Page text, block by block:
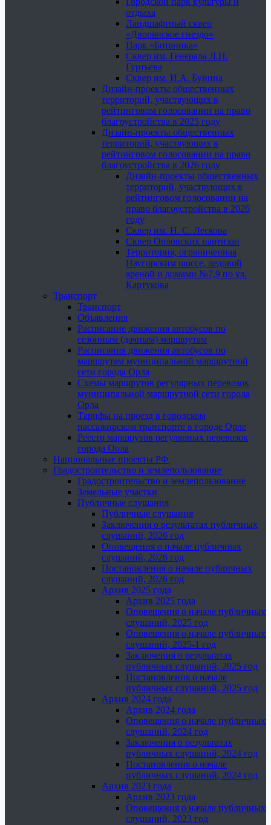
отдыха
Ландшафтный сквер
«Дворянское гнездо»
Парк «Ботаника»
Сквер им. Генерала Л.Н.
Гуртьева
Сквер им. И.А. Бунина
Дизайн-проекты общественных
территорий, участвующих в
рейтинговом голосовании на право
благоустройства в 2025 году
Дизайн-проекты общественных
территорий, участвующих в
рейтинговом голосовании на право
благоустройства в 2026 году
Дизайн-проекты общественных
территорий, участвующих в
рейтинговом голосовании на
право благоустройства в 2026
году
Сквер им. Н. С. Лескова
Сквер Орловских партизан
Территория, ограниченная
Наугорским шоссе, ледовой
ареной и домами №7,9 по ул.
Картукова
Транспорт
Транспорт
Объявления
Расписание движения автобусов по
сезонным (дачным) маршрутам
Расписания движения автобусов по
маршрутам муниципальной маршрутной
сети города Орла
Схемы маршрутов регулярных перевозок
муниципальной маршрутной сети города
Орла
Тарифы на проезд в городском
пассажирском транспорте в городе Орле
Реестр маршрутов регулярных перевозок
города Орла
Национальные проекты РФ
Градостроительство и землепользование
Градостроительство и землепользование
Земельные участки
Публичные слушания
Публичные слушания
Заключения о результатах публичных
слушаний, 2026 год
Оповещения о начале публичных
слушаний, 2026 год
Постановления о начале публичных
слушаний, 2026 год
Архив 2025 года
Архив 2025 года
Оповещения о начале публичных
слушаний, 2025 год
Оповещения о начале публичных
слушаний, 2025-1 год
Заключения о результатах
публичных слушаний, 2025 год
Постановления о начале
публичных слушаний, 2025 год
Архив 2024 года
Архив 2024 года
Оповещения о начале публичных
слушаний, 2024 год
Заключения о результатах
публичных слушаний, 2024 год
Постановления о начале
публичных слушаний, 2024 год
Архив 2023 года
Архив 2023 года
Оповещения о начале публичных
слушаний, 2023 год